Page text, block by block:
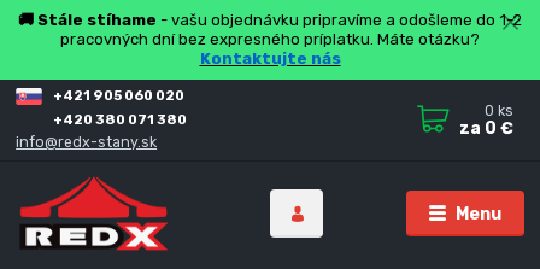
🚚 Stále stíhame - vašu objednávku pripravíme a odošleme do 1-2
pracovných dní bez expresného príplatku. Máte otázku?
Kontaktujte nás
Menu
+421 905 060 020
+420 380 071 380
info@redx-stany.sk
0 ks
za 0 €